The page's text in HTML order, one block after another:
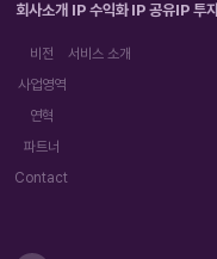
회사소개
비전
사업영역
연혁
파트너
Contact
IP 수익화
서비스 소개
IP 공유IP 투